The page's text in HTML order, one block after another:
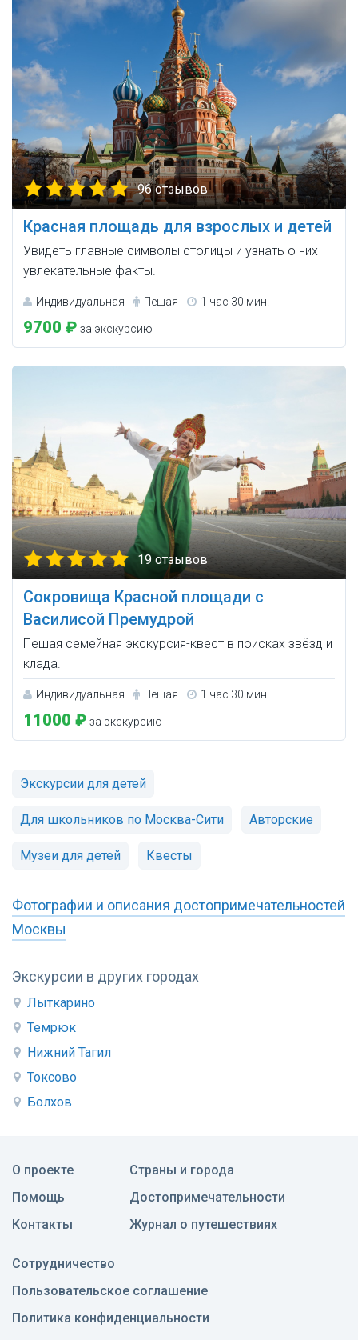
Экскурсии в других городах
Лыткарино
Темрюк
Нижний Тагил
Токсово
Болхов
96 отзывов
Красная площадь для взрослых и детей
Увидеть главные символы столицы и узнать о них
увлекательные факты.
Индивидуальная Пешая 1 час 30 мин.
9700 ₽ за экскурсию
19 отзывов
Сокровища Красной площади с
Василисой Премудрой
Пешая семейная экскурсия-квест в поисках звёзд и
клада.
Индивидуальная Пешая 1 час 30 мин.
11000 ₽ за экскурсию
Экскурсии для детей
Для школьников по Москва-Сити Авторские
Музеи для детей Квесты
Фотографии и описания достопримечательностей
Москвы
О проекте
Помощь
Контакты
Страны и города
Достопримечательности
Журнал о путешествиях
Сотрудничество
Пользовательское соглашение
Политика конфиденциальности